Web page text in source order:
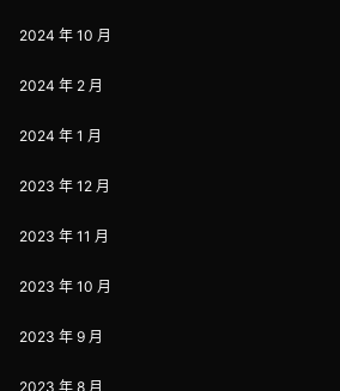
2024 年 10 月
2024 年 2 月
2024 年 1 月
2023 年 12 月
2023 年 11 月
2023 年 10 月
2023 年 9 月
2023 年 8 月